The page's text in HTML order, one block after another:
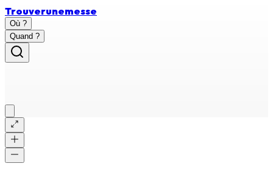
Trouverunemesse
Où ?
Quand ?